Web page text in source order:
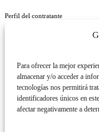
Para ofrecer la mejor
almacenar y/o acceder a
tecnologías nos permitirá
identificadores únicos en
afectar negativamente a
Perfil del contratante